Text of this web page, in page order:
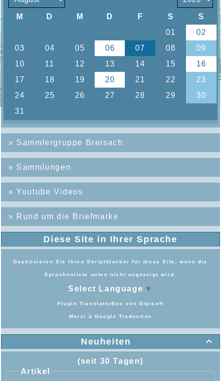
» Sammlergruppe Breisach
» Sammlungen
»Youtube Videos
» Rund um die Briefmarke
Diese Site in Ihrer Sprache
Deaktivieren Sie Ihren Skriptblocker für diese Site, wenn die
Sprachenliste unten nicht angezeigt wird.
Select Language ▼
Plugin TranslatorBox vonDipisoft
Merci à Google Traduction

Neuheiten
(seit 30 Tagen)
Artikel